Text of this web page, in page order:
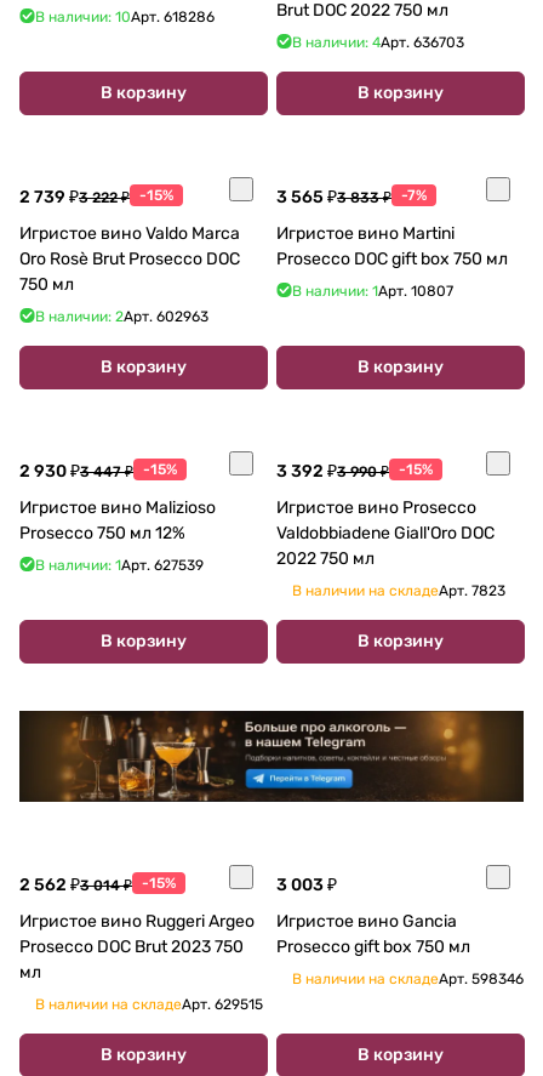
В наличии: 10Арт. 618286
В корзину
Brut DOC 2022 750 мл
В наличии: 4Арт. 636703
В корзину
2 739 ₽3 222 ₽ -15%
Игристое вино Valdo Marca
Oro Rosè Brut Prosecco DOC
750 мл
В наличии: 2Арт. 602963
В корзину
3 565 ₽3 833 ₽ -7%
Игристое вино Martini
Prosecco DOC gift box 750 мл
В наличии: 1Арт. 10807
В корзину
2 930 ₽3 447 ₽ -15%
Игристое вино Malizioso
Prosecco 750 мл 12%
В наличии: 1Арт. 627539
В корзину
3 392 ₽3 990 ₽ -15%
Игристое вино Prosecco
Valdobbiadene Giall'Oro DOC
2022 750 мл
В наличии на складеАрт. 7823
В корзину
2 562 ₽3 014 ₽ -15%
Игристое вино Ruggeri Argeo
Prosecco DOC Brut 2023 750
мл
В наличии на складеАрт. 629515
В корзину
3 003 ₽
Игристое вино Gancia
Prosecco gift box 750 мл
В наличии на складеАрт. 598346
В корзину